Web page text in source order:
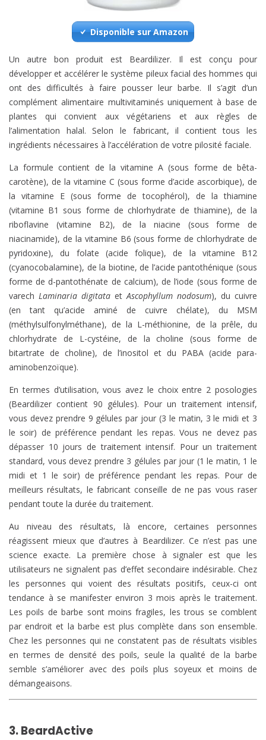
Disponible sur Amazon
Un autre bon produit est Beardilizer. Il est conçu pour
développer et accélérer le système pileux facial des hommes qui
ont des difficultés à faire pousser leur barbe. Il s’agit d’un
complément alimentaire multivitaminés uniquement à base de
plantes qui convient aux végétariens et aux règles de
l’alimentation halal. Selon le fabricant, il contient tous les
ingrédients nécessaires à l’accélération de votre pilosité faciale.
La formule contient de la vitamine A (sous forme de bêta-
carotène), de la vitamine C (sous forme d’acide ascorbique), de
la vitamine E (sous forme de tocophérol), de la thiamine
(vitamine B1 sous forme de chlorhydrate de thiamine), de la
riboflavine (vitamine B2), de la niacine (sous forme de
niacinamide), de la vitamine B6 (sous forme de chlorhydrate de
pyridoxine), du folate (acide folique), de la vitamine B12
(cyanocobalamine), de la biotine, de l’acide pantothénique (sous
forme de d-pantothénate de calcium), de l’iode (sous forme de
varech Laminaria digitata et Ascophyllum nodosum), du cuivre
(en tant qu’acide aminé de cuivre chélate), du MSM
(méthylsulfonylméthane), de la L-méthionine, de la prêle, du
chlorhydrate de L-cystéine, de la choline (sous forme de
bitartrate de choline), de l’inositol et du PABA (acide para-
aminobenzoïque).
En termes d’utilisation, vous avez le choix entre 2 posologies
(Beardilizer contient 90 gélules). Pour un traitement intensif,
vous devez prendre 9 gélules par jour (3 le matin, 3 le midi et 3
le soir) de préférence pendant les repas. Vous ne devez pas
dépasser 10 jours de traitement intensif. Pour un traitement
standard, vous devez prendre 3 gélules par jour (1 le matin, 1 le
midi et 1 le soir) de préférence pendant les repas. Pour de
meilleurs résultats, le fabricant conseille de ne pas vous raser
pendant toute la durée du traitement.
Au niveau des résultats, là encore, certaines personnes
réagissent mieux que d’autres à Beardilizer. Ce n’est pas une
science exacte. La première chose à signaler est que les
utilisateurs ne signalent pas d’effet secondaire indésirable. Chez
les personnes qui voient des résultats positifs, ceux-ci ont
tendance à se manifester environ 3 mois après le traitement.
Les poils de barbe sont moins fragiles, les trous se comblent
par endroit et la barbe est plus complète dans son ensemble.
Chez les personnes qui ne constatent pas de résultats visibles
en termes de densité des poils, seule la qualité de la barbe
semble s’améliorer avec des poils plus soyeux et moins de
démangeaisons.
3. BeardActive